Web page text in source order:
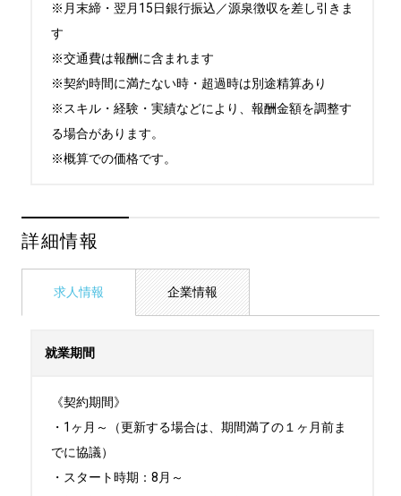
※月末締・翌月15日銀行振込／源泉徴収を差し引きま
す
※交通費は報酬に含まれます
※契約時間に満たない時・超過時は別途精算あり
※スキル・経験・実績などにより、報酬金額を調整す
る場合があります。
※概算での価格です。
詳細情報
求人情報 企業情報
就業期間
《契約期間》
・1ヶ月～（更新する場合は、期間満了の１ヶ月前ま
でに協議）
・スタート時期：8月～